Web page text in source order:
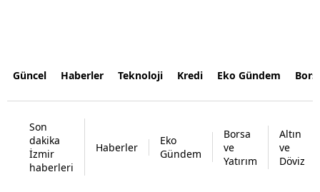
Güncel Haberler Teknoloji Kredi Eko Gündem
Son
dakika
İzmir
haberleri
Haberler
Eko
Gündem
Borsa
ve
Yatırım
Altın
ve
Döviz